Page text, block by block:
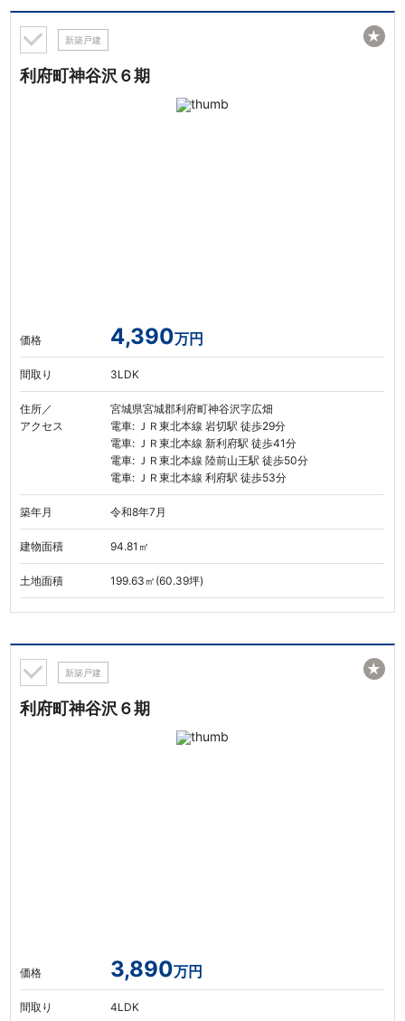
新築戸建
利府町神谷沢６期
価格 4,390万円
間取り 3LDK
住所／
アクセス
宮城県宮城郡利府町神谷沢字広畑
電車: ＪＲ東北本線 岩切駅 徒歩29分
電車: ＪＲ東北本線 新利府駅 徒歩41分
電車: ＪＲ東北本線 陸前山王駅 徒歩50分
電車: ＪＲ東北本線 利府駅 徒歩53分
築年月 令和8年7月
建物面積 94.81㎡
土地面積 199.63㎡(60.39坪)
★
新築戸建
利府町神谷沢６期
価格 3,890万円
間取り 4LDK
★